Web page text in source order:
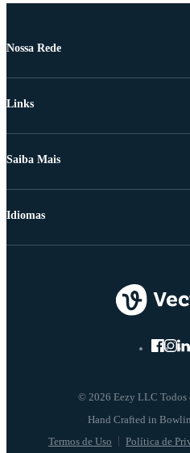
Nossa Rede
Links
Saiba Mais
© 2026 Eezy LLC Todos
Termos de Uso Política de
Idiomas